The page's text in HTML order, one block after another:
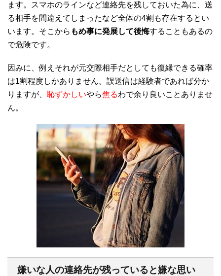
ます。スマホのラインなど連絡先を残しておいた為に、送
る相手を間違えてしまったなど全体の4割も存在するとい
います。そこから もめ事に発展して後悔することもあるの
で危険です。
因みに、例えそれが元交際相手だとしても復縁できる確率
は1割程度しかありません。誤送信は経験者であれば分か
りますが、 恥ずかしいやら焦るわで余り良いことありませ
ん。
嫌いな人の連絡先が残っていると嫌な思い